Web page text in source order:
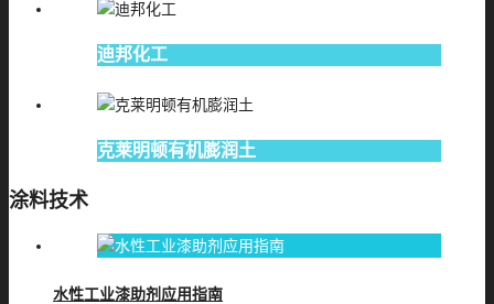
迪邦化工
克莱明顿有机膨润土
涂料技术
水性工业漆助剂应用指南